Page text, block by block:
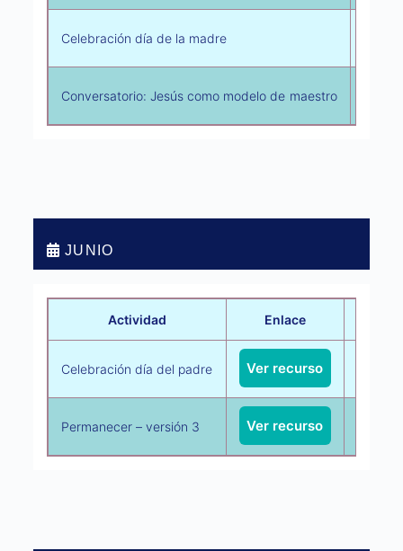
Celebración día de la madre
Conversatorio: Jesús como modelo de maestro
JUNIO
Actividad Enlace
Celebración día del padre Ver recurso
Permanecer – versión 3 Ver recurso